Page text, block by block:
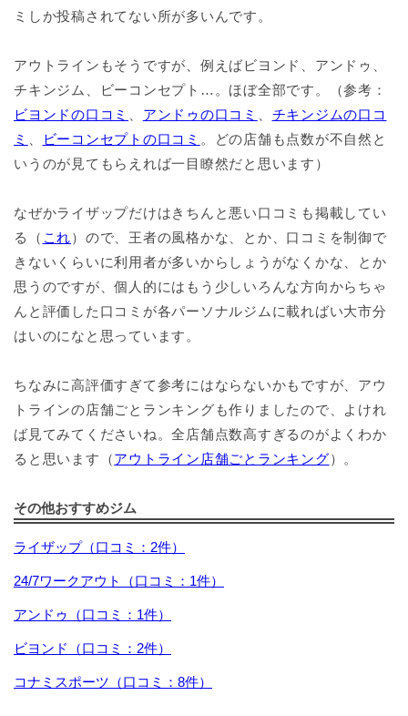
ミしか投稿されてない所が多いんです。
アウトラインもそうですが、例えばビヨンド、アンドゥ、
チキンジム、ビーコンセプト…。ほぼ全部です。（参考：
ビヨンドの口コミ
アンドゥの口コミ
チキンジムの口コ
ミ
ビーコンセプトの口コミ 。どの店舗も点数が不自然と
いうのが見てもらえれば一目瞭然だと思います）
なぜかライザップだけはきちんと悪い口コミも掲載してい
る（ これ）ので、王者の風格かな、とか、口コミを制御で
きないくらいに利用者が多いからしょうがなくかな、とか
思うのですが、個人的にはもう少しいろんな方向からちゃ
んと評価した口コミが各パーソナルジムに載ればい大市分
はいのになと思っています。
ちなみに高評価すぎて参考にはならないかもですが、アウ
トラインの店舗ごとランキングも作りましたので、よけれ
ば見てみてくださいね。全店舗点数高すぎるのがよくわか
ると思います（アウトライン店舗ごとランキング）。
その他おすすめジム
ライザップ（口コミ：2件）
24/7ワークアウト（口コミ：1件）
アンドゥ（口コミ：1件）
ビヨンド（口コミ：2件）
コナミスポーツ（口コミ：8件）